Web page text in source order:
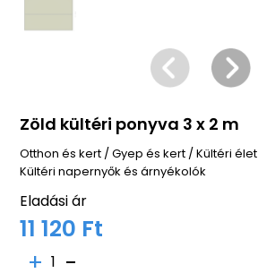
Zöld kültéri ponyva 3 x 2 m
Otthon és kert /Gyep és kert /Kültéri élet
Kültéri napernyők és árnyékolók
Eladási ár
11 120 Ft
1